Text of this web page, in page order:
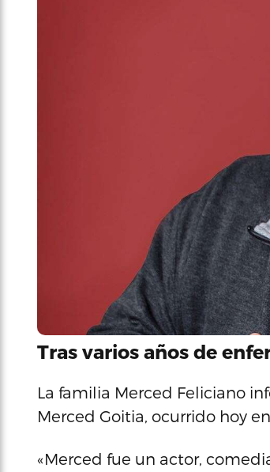
Tras varios años de
La familia Merced Feliciano
Merced Goitia, ocurrido hoy
«Merced fue un actor,